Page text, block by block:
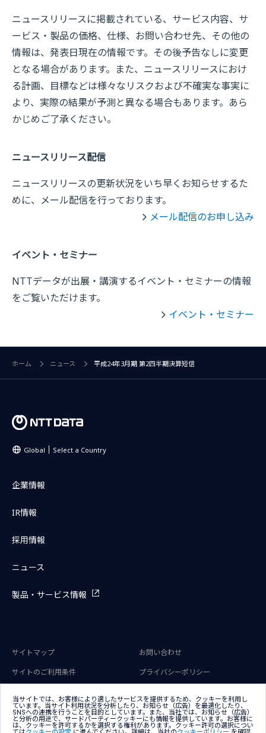
ニュースリリースに掲載されている、サービス内容、サ
ービス・製品の価格、仕様、お問い合わせ先、その他の
情報は、発表日現在の情報です。その後予告なしに変更
となる場合があります。また、ニュースリリースにおけ
る計画、目標などは様々なリスクおよび不確実な事実に
より、実際の結果が予測と異なる場合もあります。あら
かじめご了承ください。
ニュースリリース配信
ニュースリリースの更新状況をいち早くお知らせするた
めに、メール配信を行っております。
メール配信のお申し込み
イベント・セミナー
NTTデータが出展・講演するイベント・セミナーの情報
をご覧いただけます。
イベント・セミナー
ホーム ニュース 平成24年3月期 第2四半期決算短信
Global Select a Country
企業情報
IR情報
採用情報
ニュース
製品・サービス情報
サイトマップ
お問い合わせ
サイトのご利用条件
プライバシーポリシー
クッキー（Cookie）プリファレン
ス
当サイトでは、お客様により適したサービスを提供するため、クッキーを利用し
ています。当サイト利用状況を分析したり、お知らせ（広告）を最適化したり、
SNSへの連携を行うことを目的としています。また、当社では、お知らせ（広告）
と分析の用途で、サードパーティークッキーにも情報を提供しています。お客様に
は、クッキーを許可するかを選択する権利があります。クッキー許可の選択につい